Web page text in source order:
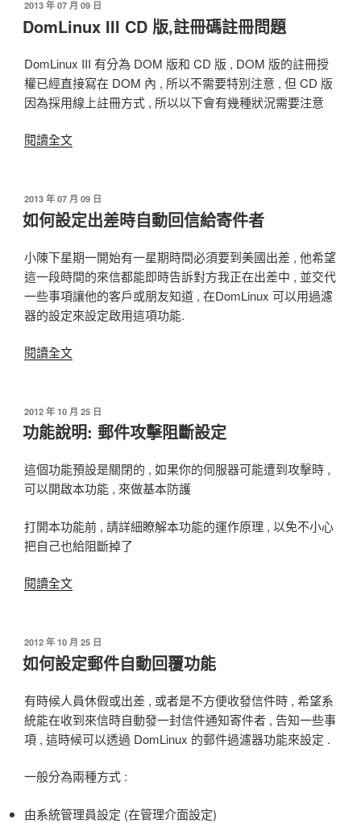
發
佈
於
2013 年 07 月 09 日
DomLinux III CD 版,註冊碼註冊問題
DomLinux III 有分為 DOM 版和 CD 版 , DOM 版的註冊授
權已經直接寫在 DOM 內 , 所以不需要特別注意 , 但 CD 版
因為採用線上註冊方式 , 所以以下會有幾種狀況需要注意
閱讀全文
版,
註
碼
註
冊
問
發
佈
於
2013 年 07 月 09 日
如何設定出差時自動回信給寄件者
小陳下星期一開始有一星期時間必須要到美國出差 , 他希望
這一段時間的來信都能即時告訴對方我正在出差中 , 並交代
一些事項讓他的客戶或朋友知道 , 在DomLinux 可以用過濾
器的設定來設定啟用這項功能.
閱讀全文
定
出
時
自
回
信
發
佈
於
2012 年 10 月 25 日
功能說明: 郵件攻擊阻斷設定
這個功能預設是關閉的 , 如果你的伺服器可能遭到攻擊時 ,
可以開啟本功能 , 來做基本防護
打開本功能前 , 請詳細瞭解本功能的運作原理 , 以免不小心
把自己也給阻斷掉了
閱讀全文
明:
郵
攻
擊
阻
設
發
佈
於
2012 年 10 月 25 日
如何設定郵件自動回覆功能
有時候人員休假或出差 , 或者是不方便收發信件時 , 希望系
統能在收到來信時自動發一封信件通知寄件者 , 告知一些事
項 , 這時候可以透過 DomLinux 的郵件過濾器功能來設定 .
一般分為兩種方式 :
由系統管理員設定 (在管理介面設定)